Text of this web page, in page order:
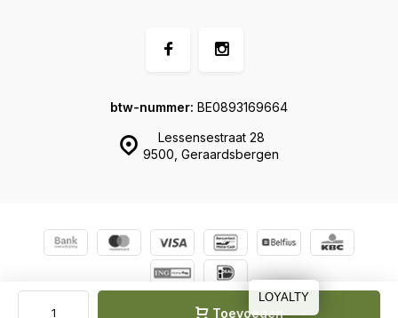
Toevoegen
Lessensestraat 28
9500, Geraardsbergen
btw-nummer: BE0893169664
LOYALTY